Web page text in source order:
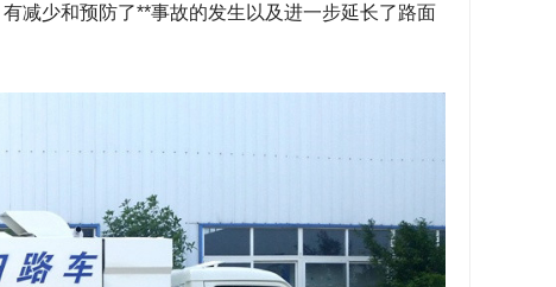
减少和预防了**事故的发生以及进一步延长了路面